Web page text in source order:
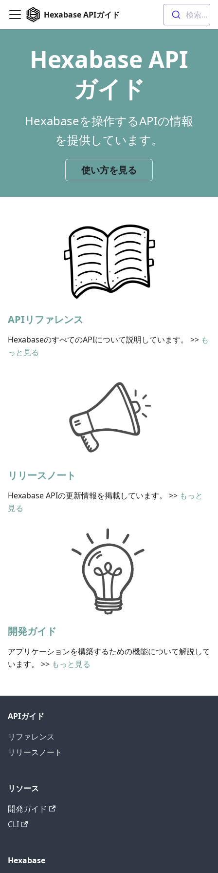
Hexabase APIガイド 検索...
Hexabase API
ガイド
Hexabaseを操作するAPIの情報
を提供しています。
使い方を見る
APIリファレンス
HexabaseのすべてのAPIについて説明しています。 >> も
っと見る
リリースノート
Hexabase APIの更新情報を掲載しています。 >> もっと
見る
開発ガイド
アプリケーションを構築するための機能について解説して
います。
>> もっと見る
APIガイド
リファレンス
リリースノート
リソース
開発ガイド
CLI
Hexabase